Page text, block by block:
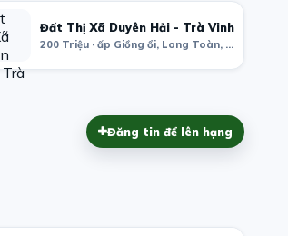
Đất Thị Xã Duyên Hải - Trà Vinh
200 Triệu · ấp Giồng ổi, Long Toàn, Duyên Hải District, Tra Vinh, Vietnam
Đăng tin để lên hạng